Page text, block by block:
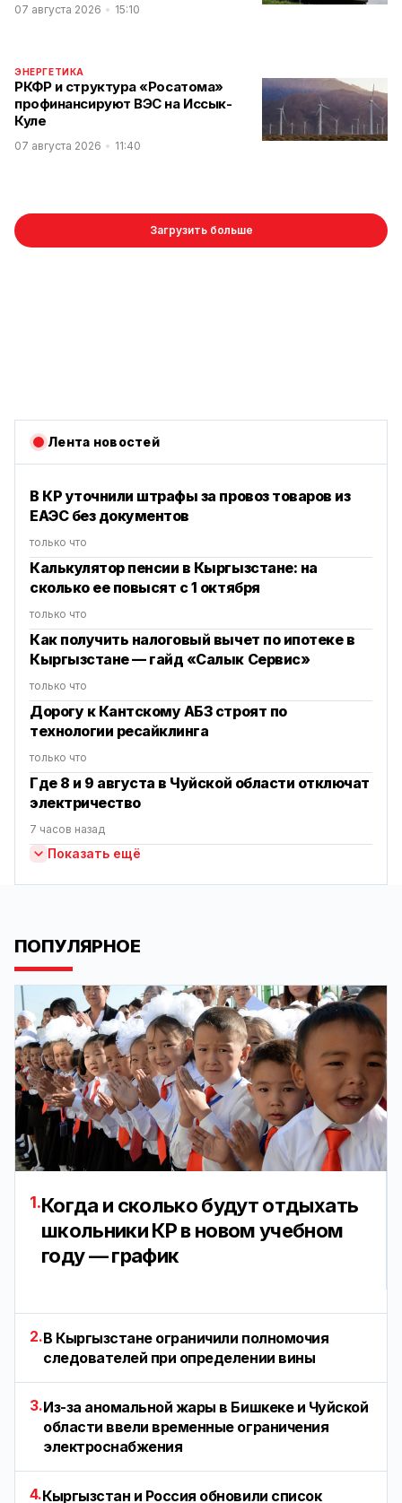
07 августа 2026 15:10
ЭНЕРГЕТИКА
РКФР и структура «Росатома»
профинансируют ВЭС на Иссык-
Куле
07 августа 2026 11:40
Загрузить больше
Лента новостей
В КР уточнили штрафы за провоз товаров из
ЕАЭС без документов
только что
Калькулятор пенсии в Кыргызстане: на
сколько ее повысят с 1 октября
только что
Как получить налоговый вычет по ипотеке в
Кыргызстане — гайд «Салык Сервис»
только что
Дорогу к Кантскому АБЗ строят по
технологии ресайклинга
только что
Где 8 и 9 августа в Чуйской области отключат
электричество
7 часов назад
Показать ещё
ПОПУЛЯРНОЕ
1.Когда и сколько будут отдыхать
школьники КР в новом учебном
году — график
2.В Кыргызстане ограничили полномочия
следователей при определении вины
3.Из-за аномальной жары в Бишкеке и Чуйской
области ввели временные ограничения
электроснабжения
4.Кыргызстан и Россия обновили список